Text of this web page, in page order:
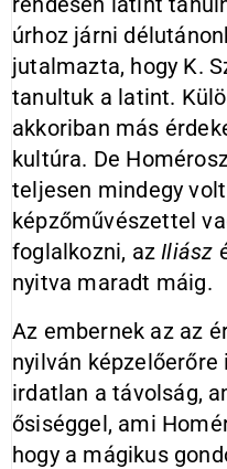
úrhoz járni
jutalmazta, hogy K.
tanultuk a latint.
akkoriban más
kultúra. De
teljesen mindegy
képzőművészettel
foglalkozni, azIliász
nyitva maradt máig.
Az embernek az az
nyilván
irdatlan a távolság,
ősiséggel, ami
hogy a mágikus